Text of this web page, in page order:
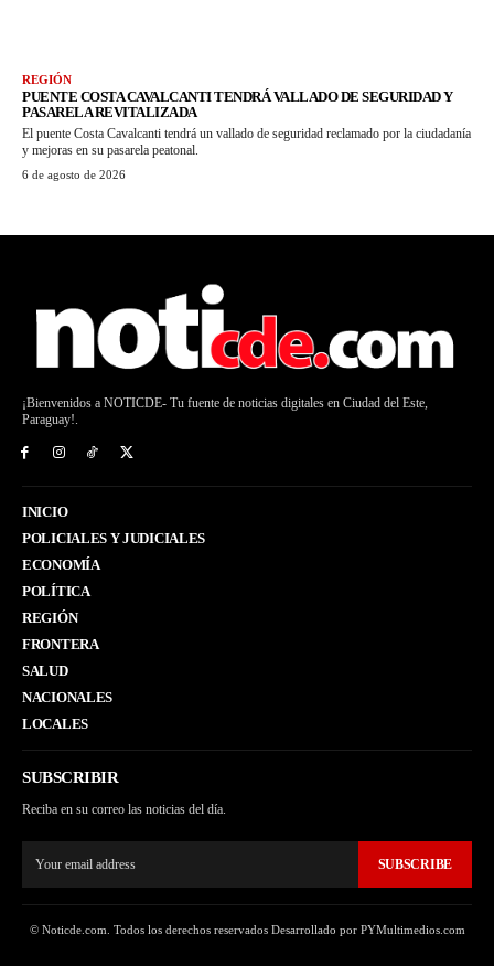
REGIÓN
PUENTE COSTA CAVALCANTI TENDRÁ VALLADO DE SEGURIDAD Y
PASARELA REVITALIZADA
El puente Costa Cavalcanti tendrá un vallado de seguridad reclamado por la ciudadanía
y mejoras en su pasarela peatonal.
6 de agosto de 2026
¡Bienvenidos a NOTICDE- Tu fuente de noticias digitales en Ciudad del Este,
Paraguay!.
INICIO
POLICIALES Y JUDICIALES
ECONOMÍA
POLÍTICA
REGIÓN
FRONTERA
SALUD
NACIONALES
LOCALES
SUBSCRIBIR
Reciba en su correo las noticias del día.
SUBSCRIBE
© Noticde.com. Todos los derechos reservados Desarrollado por PYMultimedios.com